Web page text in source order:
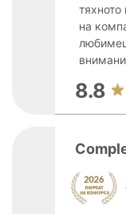
на
8.8